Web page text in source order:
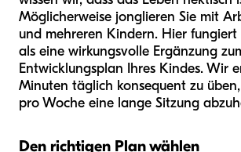
Möglicherweise jonglieren Sie mit
und mehreren Kindern. Hier fungiert
als eine wirkungsvolle Ergänzung
Entwicklungsplan Ihres Kindes. Wir
Minuten täglich konsequent zu
pro Woche eine lange Sitzung
Den richtigen Plan wählen